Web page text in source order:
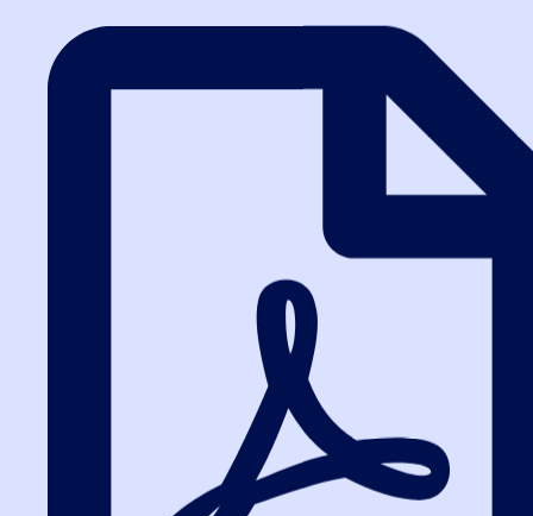
товаров — электронный аукцион.
Шаг 2. Стратегическое
Эффективная система закупок — это не только соблюдение
формальностей. Это стратегическое управление. Она позволяет
срыва сроков и формировать долгосрочные партнерские
отношения. Многие компании, активно использующие
года, отмечают, что такая
гибкость стимулирует инновации и позволяет быстрее
реагировать на изменения рынка.
Шаг 3. Работа с поставщиками
Не ограничивайтесь формальным отбором. Ищите тех, кто
может предложить лучшее соотношение цены и качества.
Используйте механизмы предквалификации, чтобы отсеять
недобросовестных участников. Помните: ваша цель — не просто